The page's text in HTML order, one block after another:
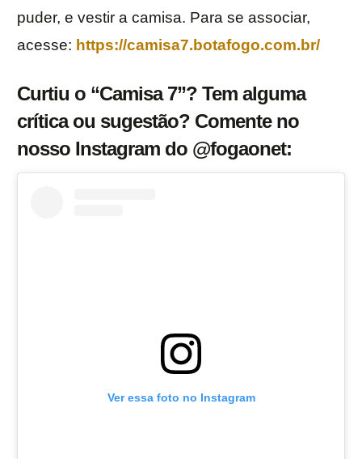
puder, e vestir a camisa. Para se associar,
acesse: https://camisa7.botafogo.com.br/
Curtiu o “Camisa 7”? Tem alguma
crítica ou sugestão? Comente no
nosso Instagram do @fogaonet:
Ver essa foto no Instagram